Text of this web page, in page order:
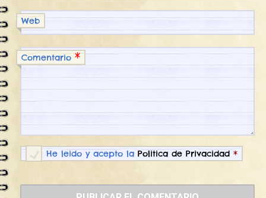
Web
Comentario*
He leido y acepto laPolitica de Privacidad *